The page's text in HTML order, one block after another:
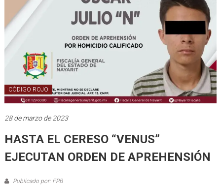
CÓDIGO ROJO
28 de marzo de 2023
HASTA EL CERESO “VENUS”
EJECUTAN ORDEN DE APREHENSIÓN
Publicado por: FPB